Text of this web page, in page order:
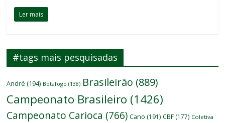
Ler mais
#tags mais pesquisadas
André (194) Botafogo (138) Brasileirão (889)
Campeonato Brasileiro (1426)
Campeonato Carioca (766) Cano (191) CBF (177) Coletiva